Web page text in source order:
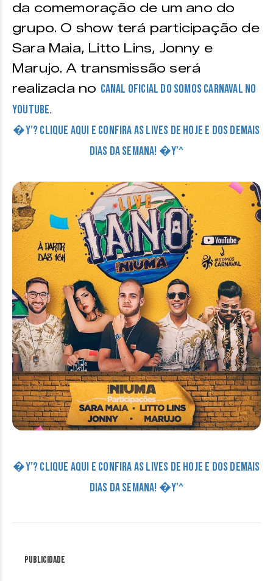
da comemoração de um ano do
grupo. O show terá participação de
Sara Maia, Litto Lins, Jonny e
Marujo. A transmissão será
realizada no canal oficial do Somos Carnaval no
Youtube.
�Y’? CLIQUE AQUI E CONFIRA AS LIVES DE HOJE E DOS DEMAIS
DIAS DA SEMANA! �Y’^
�Y’? CLIQUE AQUI E CONFIRA AS LIVES DE HOJE E DOS DEMAIS
DIAS DA SEMANA! �Y’^
Publicidade